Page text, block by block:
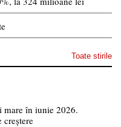
Toate stirile
mare în iunie 2026.